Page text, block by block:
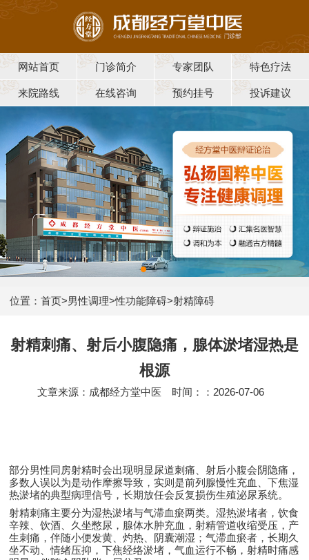
网站首页 门诊简介 专家团队 特色疗法
来院路线 在线咨询 预约挂号 投诉建议
位置： 首页>男性调理>性功能障碍>射精障碍
射精刺痛、射后小腹隐痛，腺体淤堵湿热是
根源
文章来源：成都经方堂中医 时间：：2026-07-06
部分男性同房射精时会出现明显尿道刺痛、射后小腹会阴隐痛，
多数人误以为是动作摩擦导致，实则是前列腺慢性充血、下焦湿
热淤堵的典型病理信号，长期放任会反复损伤生殖泌尿系统。
射精刺痛主要分为湿热淤堵与气滞血瘀两类。湿热淤堵者，饮食
辛辣、饮酒、久坐憋尿，腺体水肿充血，射精管道收缩受压，产
生刺痛，伴随小便发黄、灼热、阴囊潮湿；气滞血瘀者，长期久
坐不动、情绪压抑，下焦经络淤堵，气血运行不畅，射精时痛感